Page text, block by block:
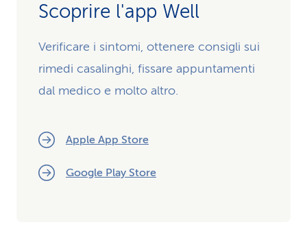
Scoprire l'app Well
Verificare i sintomi, ottenere consigli sui
rimedi casalinghi, fissare appuntamenti
dal medico e molto altro.
Apple App Store
Google Play Store